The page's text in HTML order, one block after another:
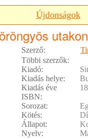
Újdonságok
Szerző:
Többi szerzők:
Kiadó:
Kiadás helye:
Kiadás éve
ISBN:
Sorozat:
Kötés:
Állapot:
Nyelv: